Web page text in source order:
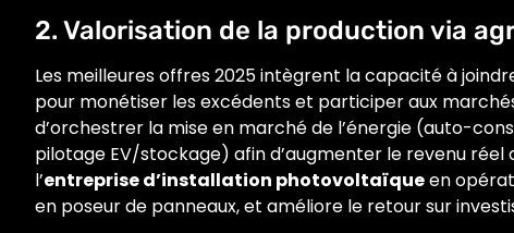
2. Valorisation de la production via
Les meilleures offres 2025 intègrent la capacité à
pour monétiser les excédents et participer aux
d’orchestrer la mise en marché de l’énergie (auto-
pilotage EV/stockage) afin d’augmenter le revenu
l’entreprise d’installation photovoltaïqueen
en poseur de panneaux, et améliore le retour sur